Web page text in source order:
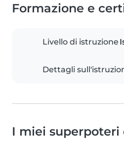
Formazione e
Livello di istruzione
Dettagli
I miei